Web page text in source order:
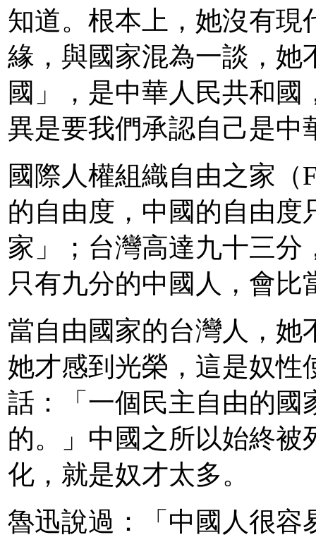
知道。根本上，她沒有現
緣，與國家混為一談，她
國」，是中華人民共和
異是要我們承認自己是中
國際人權組織自由之家（
的自由度，中國的自由度
家」；台灣高達九十三分
只有九分的中國人，會
當自由國家的台灣人，她
她才感到光榮，這是奴性
話：「一個民主自由的國
的。」中國之所以始終被
化，就是奴才太多。
魯迅說過：「中國人很容